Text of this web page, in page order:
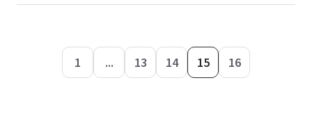
1 ... 13 14 15 16